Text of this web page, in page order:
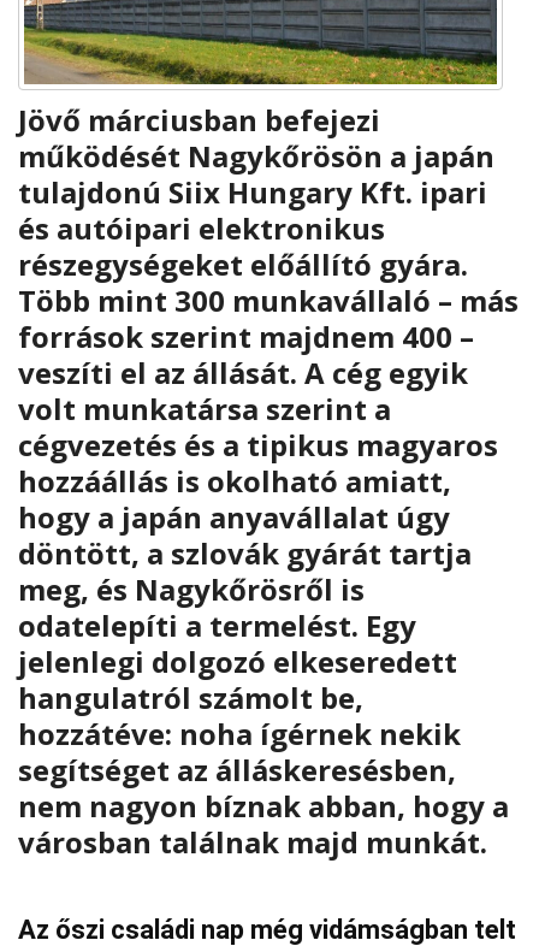
Jövő márciusban befejezi
működését Nagykőrösön a japán
tulajdonú Siix Hungary Kft. ipari
és autóipari elektronikus
részegységeket előállító gyára.
Több mint 300 munkavállaló – más
források szerint majdnem 400 –
veszíti el az állását. A cég egyik
volt munkatársa szerint a
cégvezetés és a tipikus magyaros
hozzáállás is okolható amiatt,
hogy a japán anyavállalat úgy
döntött, a szlovák gyárát tartja
meg, és Nagykőrösről is
odatelepíti a termelést. Egy
jelenlegi dolgozó elkeseredett
hangulatról számolt be,
hozzátéve: noha ígérnek nekik
segítséget az álláskeresésben,
nem nagyon bíznak abban, hogy a
városban találnak majd munkát.
Az őszi családi nap még vidámságban telt